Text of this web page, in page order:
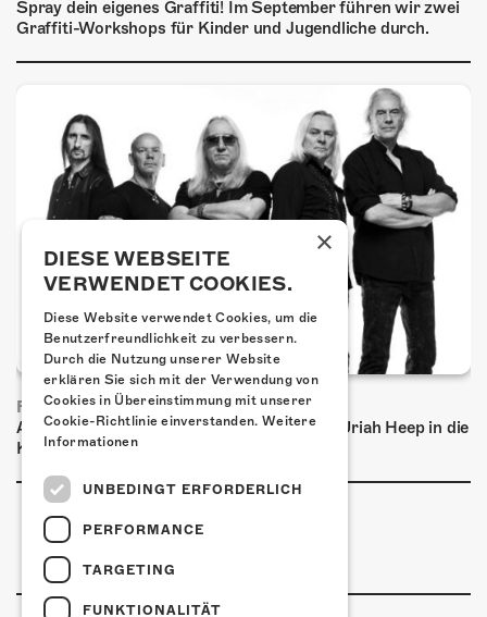
Spray dein eigenes Graffiti! Im September führen wir zwei
Graffiti-Workshops für Kinder und Jugendliche durch.
FRISCH BESTÄTIGT: URIAH HEEP
Am Sonntag, 15. November 2026 kommen Uriah Heep in die
Kulturfabrik Kofmehl!
×
DIESE WEBSEITE
VERWENDET COOKIES.
Diese Website verwendet Cookies, um die
Benutzerfreundlichkeit zu verbessern.
Durch die Nutzung unserer Website
erklären Sie sich mit der Verwendung von
Cookies in Übereinstimmung mit unserer
Cookie-Richtlinie einverstanden. Weitere
Informationen
UNBEDINGT ERFORDERLICH
PERFORMANCE
TARGETING
FUNKTIONALITÄT